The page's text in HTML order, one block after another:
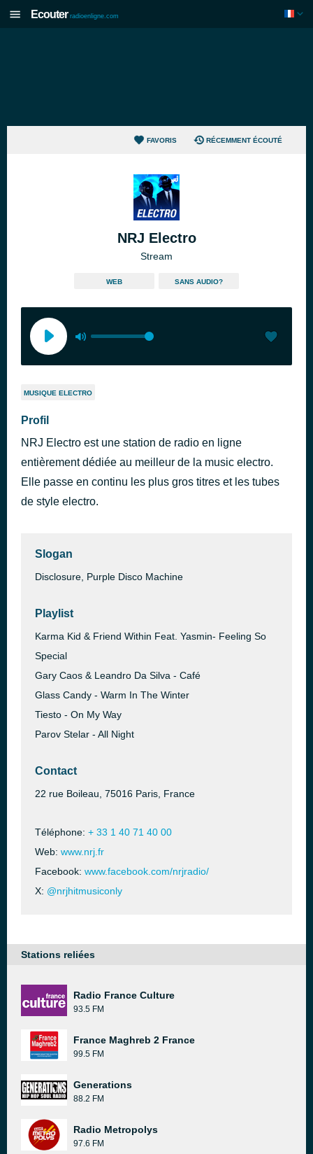
Ecouter radioenligne.com
FAVORIS RÉCEMMENT ÉCOUTÉ
NRJ Electro
Stream
WEB SANS AUDIO?
MUSIQUE ELECTRO
Profil
NRJ Electro est une station de radio en ligne
entièrement dédiée au meilleur de la music electro.
Elle passe en continu les plus gros titres et les tubes
de style electro.
Slogan
Disclosure, Purple Disco Machine
Playlist
Karma Kid & Friend Within Feat. Yasmin- Feeling So
Special
Gary Caos & Leandro Da Silva - Café
Glass Candy - Warm In The Winter
Tiesto - On My Way
Parov Stelar - All Night
Contact
22 rue Boileau, 75016 Paris, France
Téléphone: + 33 1 40 71 40 00
Web: www.nrj.fr
Facebook: www.facebook.com/nrjradio/
X: @nrjhitmusiconly
Stations reliées
Radio France Culture
93.5 FM
France Maghreb 2 France
99.5 FM
Generations
88.2 FM
Radio Metropolys
97.6 FM